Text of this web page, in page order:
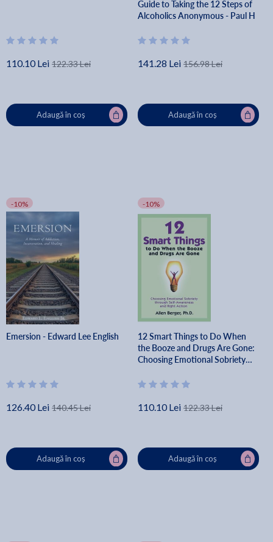
110.10 Lei 122.33 Lei
Adaugă în coș
Guide to Taking the 12 Steps of
Alcoholics Anonymous - Paul H
141.28 Lei 156.98 Lei
Adaugă în coș
-10%
Emersion - Edward Lee English
126.40 Lei 140.45 Lei
Adaugă în coș
-10%
12 Smart Things to Do When
the Booze and Drugs Are Gone:
Choosing Emotional Sobriety
Right Action - Allen Berger
110.10 Lei 122.33 Lei
Adaugă în coș